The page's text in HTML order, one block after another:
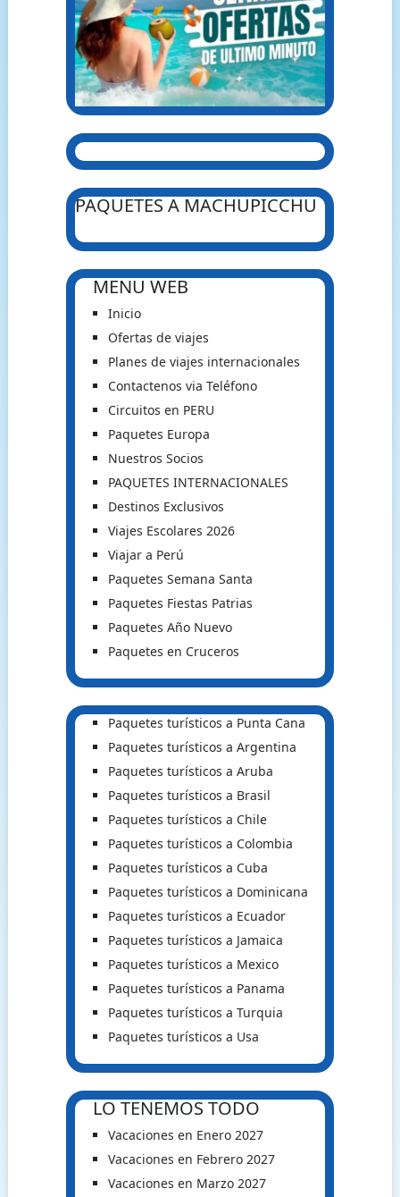
PAQUETES A MACHUPICCHU
MENU WEB
Inicio
Ofertas de viajes
Planes de viajes internacionales
Contactenos via Teléfono
Circuitos en PERU
Paquetes Europa
Nuestros Socios
PAQUETES INTERNACIONALES
Destinos Exclusivos
Viajes Escolares 2026
Viajar a Perú
Paquetes Semana Santa
Paquetes Fiestas Patrias
Paquetes Año Nuevo
Paquetes en Cruceros
Paquetes turísticos a Punta Cana
Paquetes turísticos a Argentina
Paquetes turísticos a Aruba
Paquetes turísticos a Brasil
Paquetes turísticos a Chile
Paquetes turísticos a Colombia
Paquetes turísticos a Cuba
Paquetes turísticos a Dominicana
Paquetes turísticos a Ecuador
Paquetes turísticos a Jamaica
Paquetes turísticos a Mexico
Paquetes turísticos a Panama
Paquetes turísticos a Turquia
Paquetes turísticos a Usa
LO TENEMOS TODO
Vacaciones en Enero 2027
Vacaciones en Febrero 2027
Vacaciones en Marzo 2027